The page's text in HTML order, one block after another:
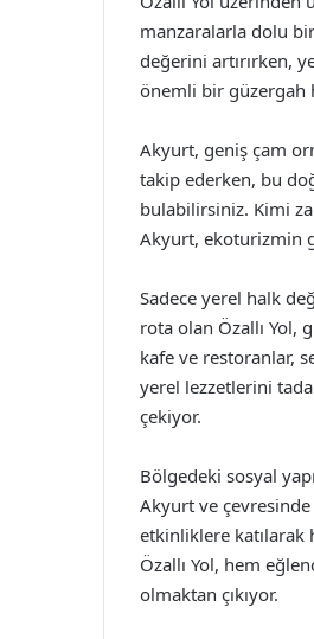
manzaralarla dolu
değerini artırırken,
önemli bir güzergah
Akyurt, geniş çam
takip ederken, bu
bulabilirsiniz. Kimi
Akyurt, ekoturizmin
Sadece yerel halk
rota olan Özallı Yol,
kafe ve restoranlar,
yerel lezzetlerini
çekiyor.
Bölgedeki sosyal
Akyurt ve
etkinliklere katılarak
Özallı Yol, hem
olmaktan çıkıyor.